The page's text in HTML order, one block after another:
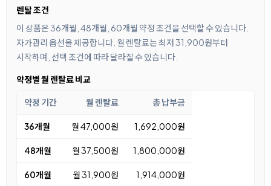
렌탈 조건
이 상품은 36개월, 48개월, 60개월 약정 조건을 선택할 수 있습니다.
자가관리 옵션을 제공합니다. 월 렌탈료는 최저 31,900원부터
시작하며, 선택 조건에 따라 달라질 수 있습니다.
약정별 월 렌탈료 비교
약정 기간 월 렌탈료 총 납부금
36개월 월 47,000원 1,692,000원
48개월 월 37,500원 1,800,000원
60개월 월 31,900원 1,914,000원